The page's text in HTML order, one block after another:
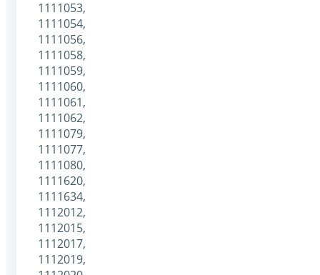
1111053,
1111054,
1111056,
1111058,
1111059,
1111060,
1111061,
1111062,
1111079,
1111077,
1111080,
1111620,
1111634,
1112012,
1112015,
1112017,
1112019,